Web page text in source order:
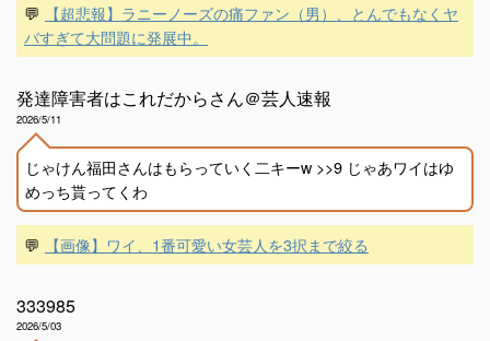
💬
【超悲報】ラニーノーズの痛ファン（男）、とんでもなくヤ
バすぎて大問題に発展中。
発達障害者はこれだからさん＠芸人速報
2026/5/11
じゃけん福田さんはもらっていく二キーw >>9 じゃあワイはゆ
めっち貰ってくわ
💬 【画像】ワイ、1番可愛い女芸人を3択まで絞る
333985
2026/5/03